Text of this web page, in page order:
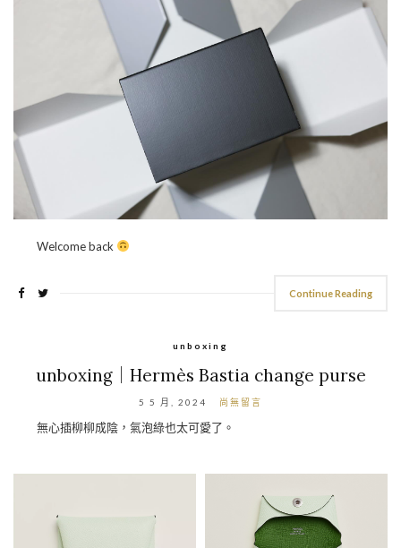
Welcome back
Continue Reading
unboxing
unboxing｜Hermès Bastia change purse
5 5 月, 2024 尚無留言
無心插柳柳成陰，氣泡綠也太可愛了。